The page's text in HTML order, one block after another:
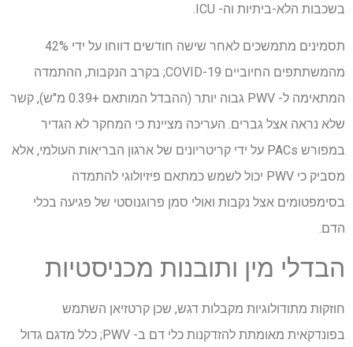
בשכבות הלא-ביתיות וה- ICU.
תסמינים מתמשכים לאחר שישה חודשים דווחו על ידי 42%
מהמשתתפים החיוביים COVID-19; בקרב הנקבות, ההתמדה
המתאימה ל- PWV גבוה יותר (ההבדל המותאם +0.39 מ"ש), קשר
שלא נראה אצל גברים. העריכה מציינת כי המחקר לא הגדיר
במפורש PACs על ידי קריטריונים של ארגון הבריאות העולמי, אלא
מסביק כי PWV יכול לשמש כמתאם פיזיולוגי להתמדה
בסימפטומים אצל נקבות ואולי סמן פרוגנוסטי של פגיעה בכלי
הדם.
הבדלי מין ותובנות מכניסטיות
חוזקות מתודולוגיות מקבלות דגש, שכן קרטזיאן השתמש
בפונדקאית מאומתת להזדקנות כלי דם ב- PWV; כלל מדגם גדול